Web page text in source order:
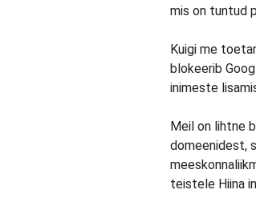
mis on tuntud
Kuigi me
blokeerib
inimeste
Meil on lihtne
domeenidest,
teistele Hiina